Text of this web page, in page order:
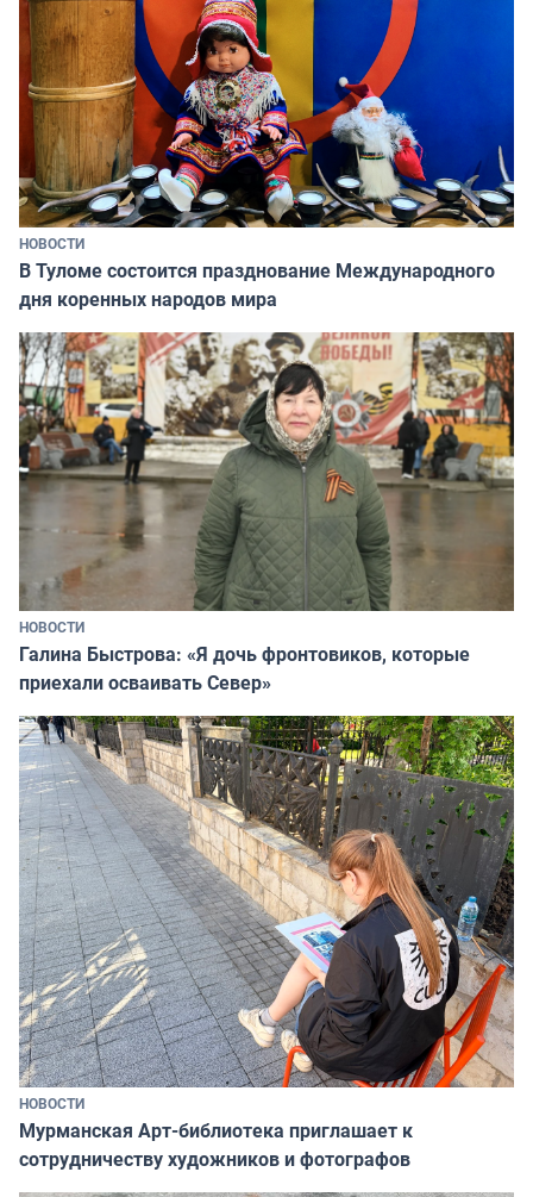
НОВОСТИ
В Туломе состоится празднование Международного
дня коренных народов мира
НОВОСТИ
Галина Быстрова: «Я дочь фронтовиков, которые
приехали осваивать Север»
НОВОСТИ
Мурманская Арт-библиотека приглашает к
сотрудничеству художников и фотографов